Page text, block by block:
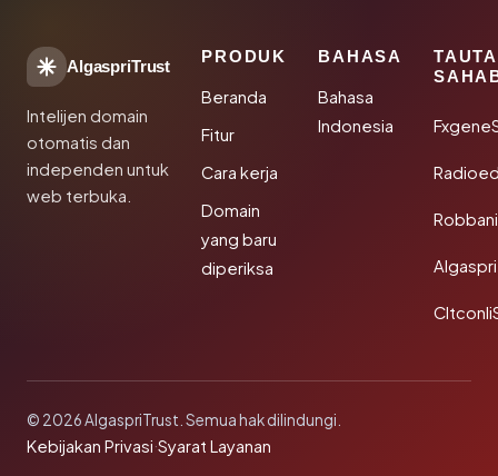
AlgaspriTrust
Intelijen domain
otomatis dan
independen untuk
web terbuka.
PRODUK
Beranda
Fitur
Cara kerja
Domain
yang baru
diperiksa
BAHASA
Bahasa
Indonesia
© 2026 AlgaspriTrust. Semua hak dilindungi.
Kebijakan Privasi·Syarat Layanan